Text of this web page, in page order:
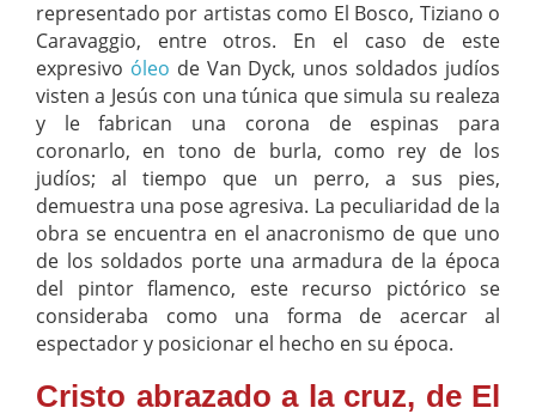
representado por artistas como El Bosco, Tiziano o
Caravaggio, entre otros. En el caso de este
expresivo óleo de Van Dyck, unos soldados judíos
visten a Jesús con una túnica que simula su realeza
y le fabrican una corona de espinas para
coronarlo, en tono de burla, como rey de los
judíos; al tiempo que un perro, a sus pies,
demuestra una pose agresiva. La peculiaridad de la
obra se encuentra en el anacronismo de que uno
de los soldados porte una armadura de la época
del pintor flamenco, este recurso pictórico se
consideraba como una forma de acercar al
espectador y posicionar el hecho en su época.
Cristo abrazado a la cruz, de El